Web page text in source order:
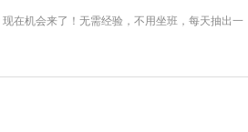
在机会来了！无需经验，不用坐班，每天抽出一